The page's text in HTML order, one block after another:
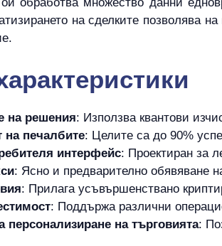
на сделките позволява
на решения: Използва квантови
на печалбите: Целите са до 90%
интерфейс: Проектиран за
: Ясно и предварително обявяване
: Прилага усъвършенствано
: Поддържа различни
персонализиране на търговията: